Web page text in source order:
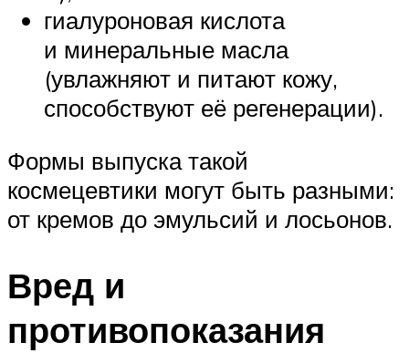
гиалуроновая кислота
и минеральные масла
(увлажняют и питают кожу,
способствуют её регенерации).
Формы выпуска такой
космецевтики могут быть разными:
от кремов до эмульсий и лосьонов.
Вред и
противопоказания